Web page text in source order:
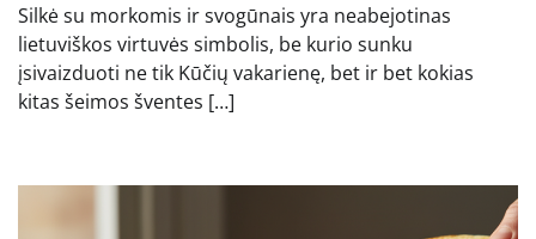
Silkė su morkomis ir svogūnais yra neabejotinas
lietuviškos virtuvės simbolis, be kurio sunku
įsivaizduoti ne tik Kūčių vakarienę, bet ir bet kokias
kitas šeimos šventes […]